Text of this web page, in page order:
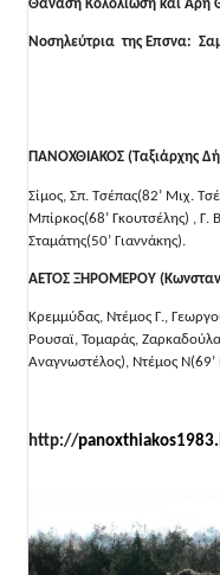
Θανάση Κολολιώση και Άρη
Νοσηλεύτρια της Επσνα:
ΠΑΝΟΧΘΙΑΚΟΣ (Ταξιάρχης
Σίμος, Σπ. Τσέπας(82’ Μιχ.
Μπίρκος(68’ Γκουτσέλης) , Γ.
Σταμάτης(50’ Γιαννάκης).
ΑΕΤΟΣ ΞΗΡΟΜΕΡΟΥ
Κρεμμύδας, Ντέμος Γ.,
Ρουσαϊ, Τομαράς,
Αναγνωστέλος), Ντέμος Ν(69’
http://